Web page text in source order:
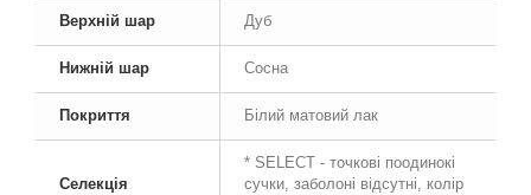
Верхній шар Дуб
Нижній шар Сосна
Покриття Білий матовий лак
Селекція
* SELECT - точкові поодинокі
сучки, заболоні відсутні, колір